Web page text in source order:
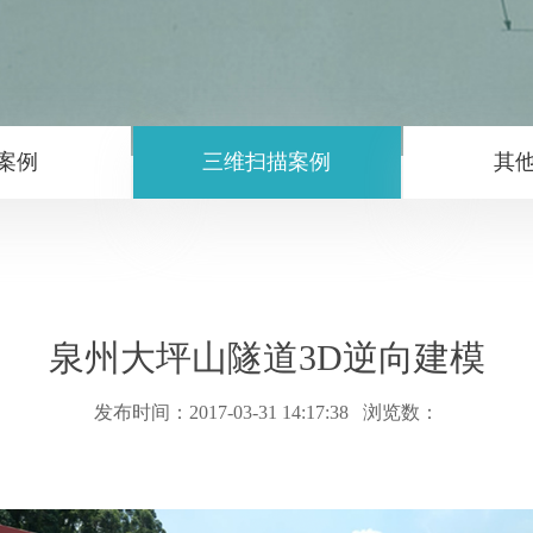
例 三维扫描案例 其
泉州大坪山隧道3D逆向建模
发布时间：2017-03-31 14:17:38 浏览数：